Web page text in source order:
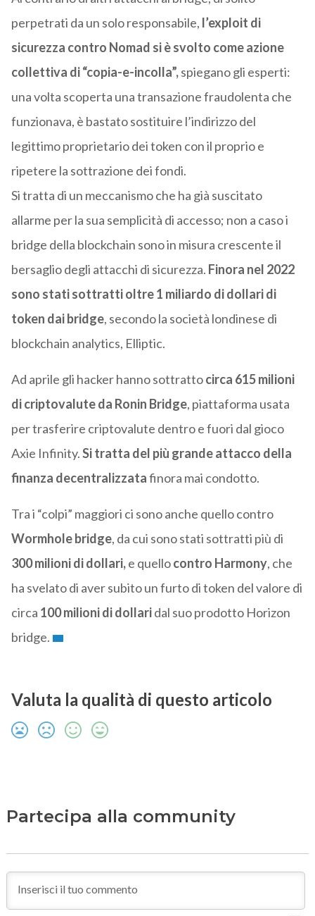
perpetrati da un solo responsabile, l’exploit di
sicurezza contro Nomad si è svolto come azione
collettiva di “copia-e-incolla”,spiegano gli esperti:
una volta scoperta una transazione fraudolenta che
funzionava, è bastato sostituire l’indirizzo del
legittimo proprietario dei token con il proprio e
ripetere la sottrazione dei fondi.
Si tratta di un meccanismo che ha già suscitato
allarme per la sua semplicità di accesso; non a caso i
bridge della blockchain sono in misura crescente il
bersaglio degli attacchi di sicurezza. Finora nel 2022
sono stati sottratti oltre 1 miliardo di dollari di
token dai bridge, secondo la società londinese di
blockchain analytics, Elliptic.
Ad aprile gli hacker hanno sottrattocirca 615 milioni
di criptovalute da Ronin Bridge, piattaforma usata
per trasferire criptovalute dentro e fuori dal gioco
Axie Infinity.Si tratta del più grande attacco della
finanza decentralizzatafinora mai condotto.
Tra i “colpi” maggiori ci sono anche quello contro
Wormhole bridge, da cui sono stati sottratti più di
300 milioni di dollari,e quellocontro Harmony, che
ha svelato di aver subito un furto di token del valore di
circa 100 milioni di dollaridal suo prodotto Horizon
bridge.
Valuta la qualità di questo articolo
Partecipa alla community